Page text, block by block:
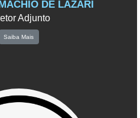
DE LAZARI
Adjunto
Saiba Mais